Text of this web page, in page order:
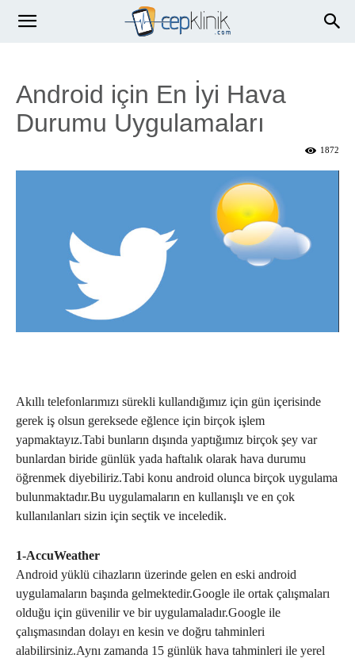
Android için En İyi Hava
Durumu Uygulamaları
1872
Akıllı telefonlarımızı sürekli kullandığımız için gün içerisinde
gerek iş olsun gereksede eğlence için birçok işlem
yapmaktayız.Tabi bunların dışında yaptığımız birçok şey var
bunlardan biride günlük yada haftalık olarak hava durumu
öğrenmek diyebiliriz.Tabi konu android olunca birçok uygulama
bulunmaktadır.Bu uygulamaların en kullanışlı ve en çok
kullanılanları sizin için seçtik ve inceledik.
1-AccuWeather
Android yüklü cihazların üzerinde gelen en eski android
uygulamaların başında gelmektedir.Google ile ortak çalışmaları
olduğu için güvenilir ve bir uygulamaladır.Google ile
çalışmasından dolayı en kesin ve doğru tahminleri
alabilirsiniz.Aynı zamanda 15 günlük hava tahminleri ile yerel